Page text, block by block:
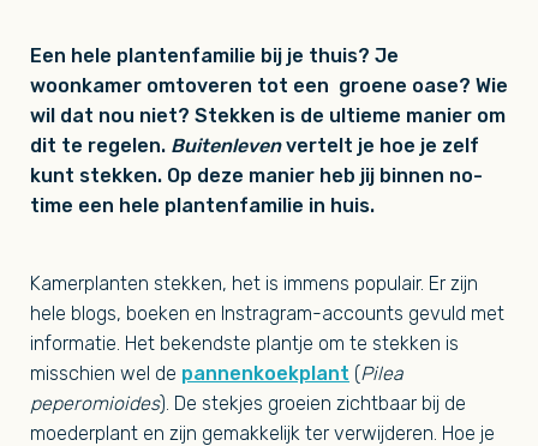
Een hele plantenfamilie bij je thuis? Je
woonkamer omtoveren tot een groene oase? Wie
wil dat nou niet? Stekken is de ultieme manier om
dit te regelen. Buitenlevenvertelt je hoe je zelf
kunt stekken. Op deze manier heb jij binnen no-
time een hele plantenfamilie in huis.
Kamerplanten stekken, het is immens populair. Er zijn
hele blogs, boeken en Instragram-accounts gevuld met
informatie. Het bekendste plantje om te stekken is
misschien wel de pannenkoekplant (Pilea
peperomioides). De stekjes groeien zichtbaar bij de
moederplant en zijn gemakkelijk ter verwijderen. Hoe je